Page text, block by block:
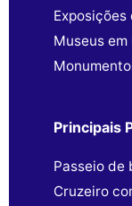
Museus em
Principais
Passeio de
Cruzeiro